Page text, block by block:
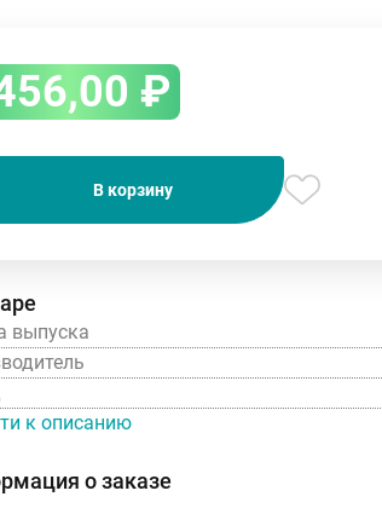
₽
В корзину
выпуска
к описанию
о заказе